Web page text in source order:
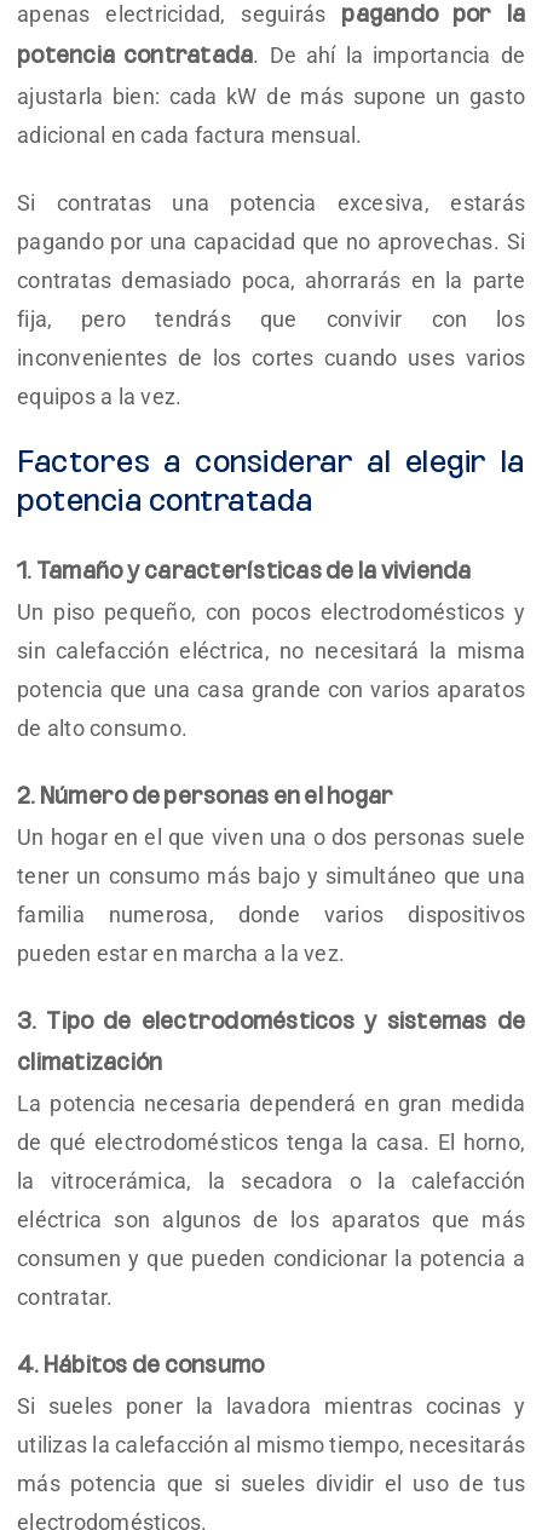
apenas electricidad, seguirás
pagando por la
potencia contratada. De ahí la importancia de
ajustarla bien: cada kW de más supone un gasto
adicional en cada factura mensual.
Si contratas una potencia excesiva, estarás
pagando por una capacidad que no aprovechas. Si
contratas demasiado poca, ahorrarás en la parte
fija, pero tendrás que convivir con los
inconvenientes de los cortes cuando uses varios
equipos a la vez.
Factores a considerar al elegir la
potencia contratada
1. Tamaño y características de la vivienda
Un piso pequeño, con pocos electrodomésticos y
sin calefacción eléctrica, no necesitará la misma
potencia que una casa grande con varios aparatos
de alto consumo.
2. Número de personas en el hogar
Un hogar en el que viven una o dos personas suele
tener un consumo más bajo y simultáneo que una
familia numerosa, donde varios dispositivos
pueden estar en marcha a la vez.
3. Tipo de electrodomésticos y sistemas de
climatización
La potencia necesaria dependerá en gran medida
de qué electrodomésticos tenga la casa. El horno,
la vitrocerámica, la secadora o la calefacción
eléctrica son algunos de los aparatos que más
consumen y que pueden condicionar la potencia a
contratar.
4. Hábitos de consumo
Si sueles poner la lavadora mientras cocinas y
utilizas la calefacción al mismo tiempo, necesitarás
más potencia que si sueles dividir el uso de tus
electrodomésticos.